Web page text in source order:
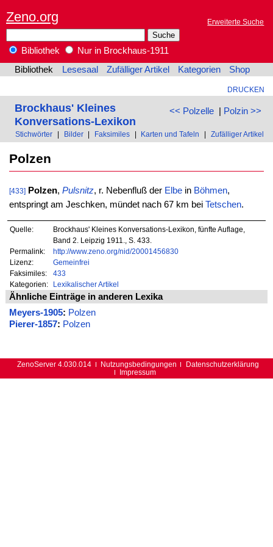
Zeno.org Erweiterte Suche
Bibliothek
Nur in Brockhaus-1911
Bibliothek
Lesesaal Zufälliger Artikel Kategorien Shop
DRUCKEN
<< Polzelle| Polzin >>
Brockhaus' Kleines
Konversations-Lexikon
Stichwörter Bilder Faksimiles Karten und Tafeln Zufälliger Artikel
Polzen
[433] Polzen, Pulsnitz, r. Nebenfluß der Elbein Böhmen,
entspringt am Jeschken, mündet nach 67 km bei Tetschen.
Quelle:
Brockhaus' Kleines Konversations-Lexikon, fünfte Auflage,
Band 2. Leipzig 1911., S. 433.
Permalink:
http://www.zeno.org/nid/20001456830
Lizenz:
Gemeinfrei
Faksimiles:
433
Kategorien:
Lexikalischer Artikel
Ähnliche Einträge in anderen Lexika
Meyers-1905: Polzen
Pierer-1857: Polzen
ZenoServer 4.030.014 Nutzungsbedingungen
Datenschutzerklärung
Impressum